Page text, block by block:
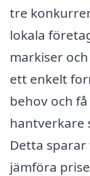
tre
lokala
markiser
ett enkelt
behov och
hantverkare
Detta
jämföra